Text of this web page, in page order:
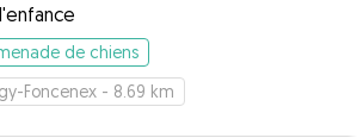
de chiens
Foncenex - 8.69 km